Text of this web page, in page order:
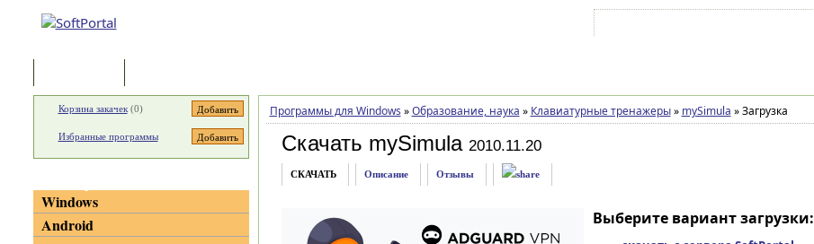
Программы для Windows » Образование, наука » Клавиатурные тренажеры » mySimula »Загрузка
Скачать mySimula 2010.11.20
СКАЧАТЬ Описание Отзывы
Выберите вариант загрузки:
Корзина закачек(0)
Избранные программы
Windows
Android